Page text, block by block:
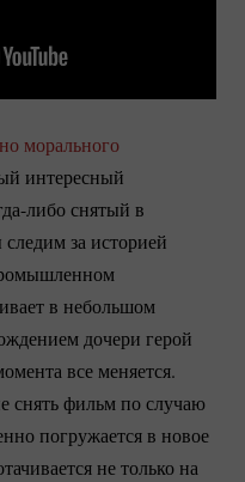
морального
интересный
либоснятый в
за историей
в небольшом
дочери герой
все меняется.
снять фильм по случаю
погружается в новое
не только на